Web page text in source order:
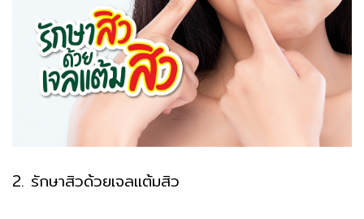
2. รักษาสิวด้วยเจลแต้มสิว